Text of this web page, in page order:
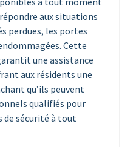
aux situations
perdues, les portes
Cette
une assistance
aux résidents une
qu’ils peuvent
qualifiés pour
de sécurité à tout